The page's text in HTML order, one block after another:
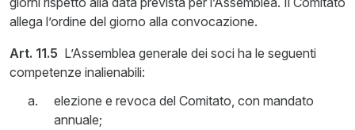
allega l’ordine del giorno alla convocazione.
Art. 11.5 L’Assemblea generale dei soci ha le seguenti
competenze inalienabili:
elezione e revoca del Comitato, con mandato
annuale;